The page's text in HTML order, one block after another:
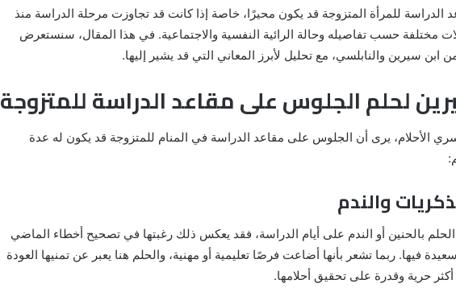
الدراسة للمرأة المتزوجة قد يكون محيرًا، خاصة إذا كانت قد تجاوزت مرحلة الدراسة منذ
مختلفة حسب تفاصيله وحالة الرائية النفسية والاجتماعية. في هذا المقال، سنستعرض
ابن سيرين والنابلسي، مع تحليل لأبرز المعاني التي قد يشير إليها.
لحلم الجلوس على مقاعد الدراسة للمتزوجة
الأحلام، يرى أن الجلوس على مقاعد الدراسة في المنام للمتزوجة قد يكون له عدة
بالحنين أو الندم على أيام الدراسة، فقد يعكس ذلك رغبتها في تصحيح أخطاء الماضي
فيها. ربما تشعر بأنها أضاعت فرصًا تعليمية أو مهنية، والحلم هنا يعبر عن تمنيها العودة
حرية وقدرة على تحقيق أحلامها.
في
دلالات